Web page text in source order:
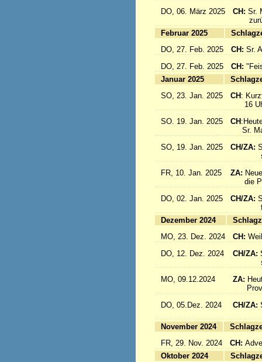
DO, 06. März 2025
CH: Sr.
Februar 2025
DO, 27. Feb. 2025
CH: Sr.
DO, 27. Feb. 2025
CH:
Januar 2025
SO, 23. Jan. 2025
CH :
16
SO. 19. Jan. 2025
CH
Sr.
SO, 19. Jan. 2025
CH/ZA:
sind
FR, 10. Jan. 2025
ZA:
die
DO, 02. Jan. 2025
CH/ZA:
Dezember 2024
MO, 23. Dez. 2024
CH:
DO, 12. Dez. 2024
CH/ZA:
MO, 09.12.2024
ZA:
DO, 05.Dez. 2024
CH/ZA:
November 2024
FR, 29. Nov. 2024
CH:
Oktober 2024